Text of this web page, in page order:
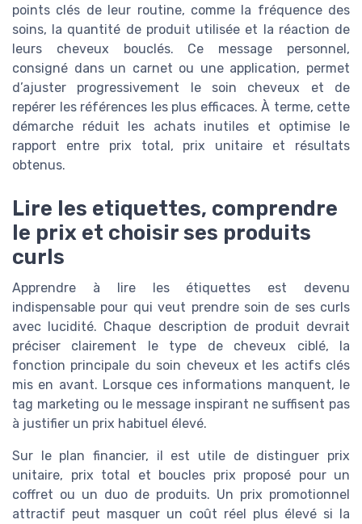
points clés de leur routine, comme la fréquence des
soins, la quantité de produit utilisée et la réaction de
leurs cheveux bouclés. Ce message personnel,
consigné dans un carnet ou une application, permet
d’ajuster progressivement le soin cheveux et de
repérer les références les plus efficaces. À terme, cette
démarche réduit les achats inutiles et optimise le
rapport entre prix total, prix unitaire et résultats
obtenus.
Lire les etiquettes, comprendre
le prix et choisir ses produits
curls
Apprendre à lire les étiquettes est devenu
indispensable pour qui veut prendre soin de ses curls
avec lucidité. Chaque description de produit devrait
préciser clairement le type de cheveux ciblé, la
fonction principale du soin cheveux et les actifs clés
mis en avant. Lorsque ces informations manquent, le
tag marketing ou le message inspirant ne suffisent pas
à justifier un prix habituel élevé.
Sur le plan financier, il est utile de distinguer prix
unitaire, prix total et boucles prix proposé pour un
coffret ou un duo de produits. Un prix promotionnel
attractif peut masquer un coût réel plus élevé si la